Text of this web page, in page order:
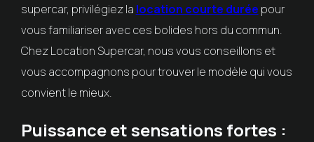
supercar, privilégiez la location courte durée pour
vous familiariser avec ces bolides hors du commun.
Chez Location Supercar, nous vous conseillons et
vous accompagnons pour trouver le modèle qui vous
convient le mieux.
Puissance et sensations fortes :